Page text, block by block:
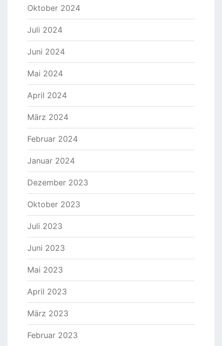
Oktober 2024
Juli 2024
Juni 2024
Mai 2024
April 2024
März 2024
Februar 2024
Januar 2024
Dezember 2023
Oktober 2023
Juli 2023
Juni 2023
Mai 2023
April 2023
März 2023
Februar 2023